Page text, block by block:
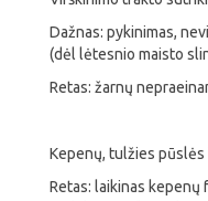
Dažnas: pykinimas,
(dėl lėtesnio maisto
Retas: žarnų
Kepenų, tulžies
Retas: laikinas